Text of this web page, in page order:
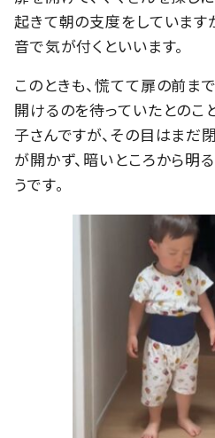
起きて朝の支度をしています
音で気が付くといいます。
このときも、慌てて扉の前ま
開けるのを待っていたとのこ
子さんですが、その目はまだ
が開かず、暗いところから明
うです。